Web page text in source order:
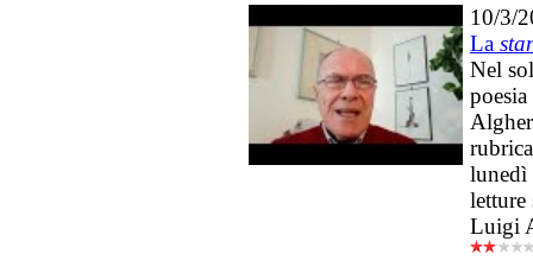
10/3/
La
Nel
lunedì
letture
Luigi